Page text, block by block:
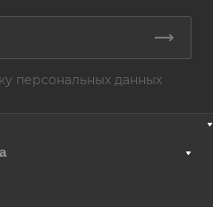
персональных данных